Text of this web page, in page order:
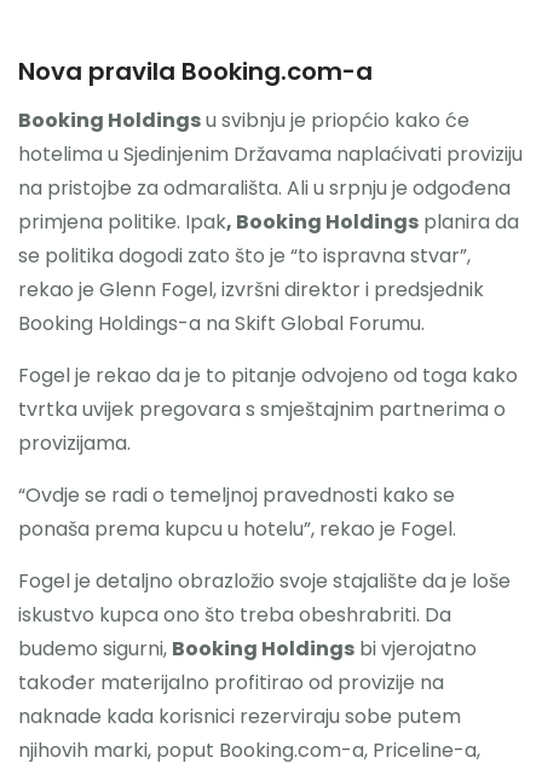
Nova pravila Booking.com-a
Booking Holdingsu svibnju je priopćio kako će
hotelima u Sjedinjenim Državama naplaćivati proviziju
na ​​pristojbe za odmarališta. Ali u srpnju je odgođena
primjena politike. Ipak, Booking Holdings planira da
se politika dogodi zato što je “to ispravna stvar”,
rekao je Glenn Fogel, izvršni direktor i predsjednik
Booking Holdings-a na Skift Global Forumu.
Fogel je rekao da je to pitanje odvojeno od toga kako
tvrtka uvijek pregovara s smještajnim partnerima o
provizijama.
“Ovdje se radi o temeljnoj pravednosti kako se
ponaša prema kupcu u hotelu”, rekao je Fogel.
Fogel je detaljno obrazložio svoje stajalište da je loše
iskustvo kupca ono što treba obeshrabriti. Da
budemo sigurni, Booking Holdings bi vjerojatno
također materijalno profitirao od provizije na
naknade kada korisnici rezerviraju sobe putem
njihovih marki, poput Booking.com-a, Priceline-a,